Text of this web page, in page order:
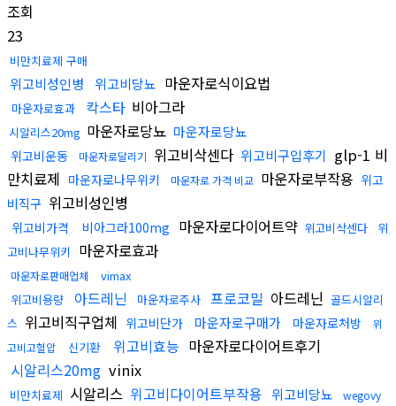
조회
23
비만치료제 구매
위고비성인병 위고비당뇨 마운자로식이요법
마운자로효과 칵스타 비아그라
시알리스20mg 마운자로당뇨 마운자로당뇨
위고비운동 마운자로달리기 위고비삭센다 위고비구입후기 glp-1 비
만치료제 마운자로나무위키 마운자로 가격 비교 마운자로부작용 위고
비직구 위고비성인병
위고비가격 비아그라100mg 마운자로다이어트약 위고비삭센다
위
고비나무위키
마운자로효과
마운자로판매업체
vimax
위고비용량
아드레닌 마운자로주사 프로코밀 아드레닌 골드시알리
스 위고비직구업체 위고비단가 마운자로구매가 마운자로처방
위
고비고혈압
신기환 위고비효능 마운자로다이어트후기
시알리스20mg vinix
비만치료제 시알리스 위고비다이어트부작용 위고비당뇨 wegovy